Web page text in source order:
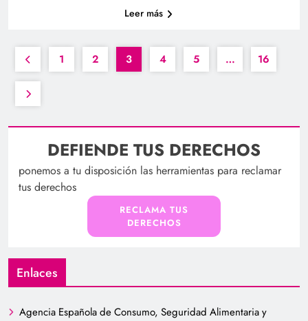
Leer más
1 2 3 4 5 … 16
DEFIENDE TUS DERECHOS
ponemos a tu disposición las herramientas para reclamar
tus derechos
RECLAMA TUS
DERECHOS
Enlaces
Agencia Española de Consumo, Seguridad Alimentaria y